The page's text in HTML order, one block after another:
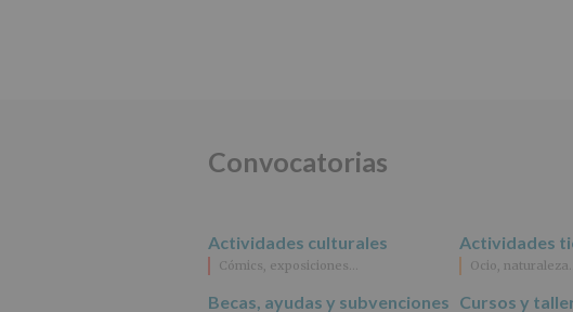
de
Convocatorias
Actividades culturales
Cómics, exposiciones…
Actividades
Ocio, naturaleza…
Becas, ayudas y subvenciones Cursos y